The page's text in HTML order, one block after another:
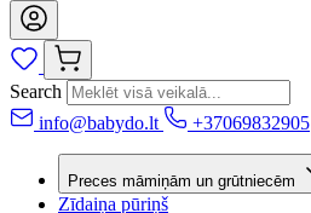
Search
info@babydo.lt
+37069832905
Preces māmiņām un grūtniecēm
Zīdaiņa pūriņš